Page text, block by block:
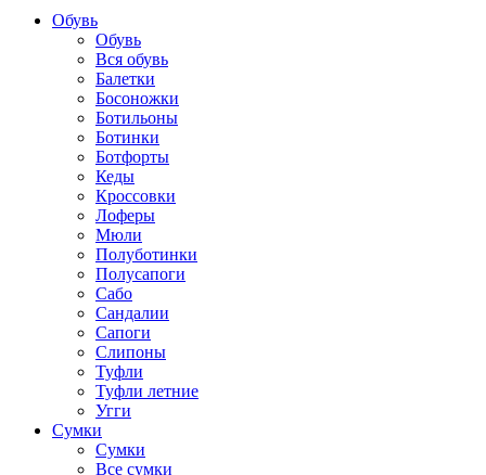
Обувь
Обувь
Вся обувь
Балетки
Босоножки
Ботильоны
Ботинки
Ботфорты
Кеды
Кроссовки
Лоферы
Мюли
Полуботинки
Полусапоги
Сабо
Сандалии
Сапоги
Слипоны
Туфли
Туфли летние
Угги
Сумки
Сумки
Все сумки